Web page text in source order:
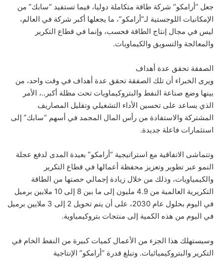
جعل “أرامكو” شركة طاقة متكاملة دوليا، فيما تستفيد “سابك” من
الإمكانيات اللوجستية لـ”أرامكو”، ما يجعلها أكبر شركة في العالم،
ليس في مجال إنتاج الطاقة فحسب، وإنما في قطاع التكرير
والمعالجة والتسويق والكيماويات.
الصفقة تحقق عدة أهداف
ويرى الخبراء أن تلك الصفقة تحقق عدة أهداف في وقت واحد، من
بينها وضع صناعة النفط والبتروكيماويات تحت مظلة أكبر..، الأمر
الذي يساعد على تحسين الأداء التشغيلي وتقليل المصاريف
المشتركة والاستفادة من رأس المال المجمد في أسهم “سابك” إلى
استثمارات فاعلة جديدة.
وتتماشى الاتفاقية مع استراتيجية “أرامكو” بعيدة المدى لدفع عجلة
النمو عبر تطوير وتعزيز محفظة أعمالها في قطاع التكرير
والكيمياويات، وذلك من خلال زيادة إجمالي حصتها من الطاقة
التكريرية العالمية من 4.9 مليون إلى ما بين 8 إلى 10 ملايين برميل
في اليوم بحلول عام 2030، على أن يتم تحويل 2 إلى 3 ملايين برميل
في اليوم من هذه الكمية إلى منتجات بتروكيمياوية.
وسيستهلك هذا الجزء من الأعمال كميات كبيرة من النفط الخام في
التكرير والبتروكيميائيات. وتبلغ قدرة “أرامكو” الإنتاجية